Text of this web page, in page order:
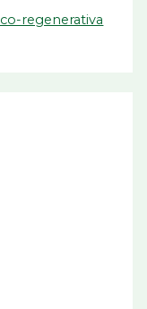
regenerativa